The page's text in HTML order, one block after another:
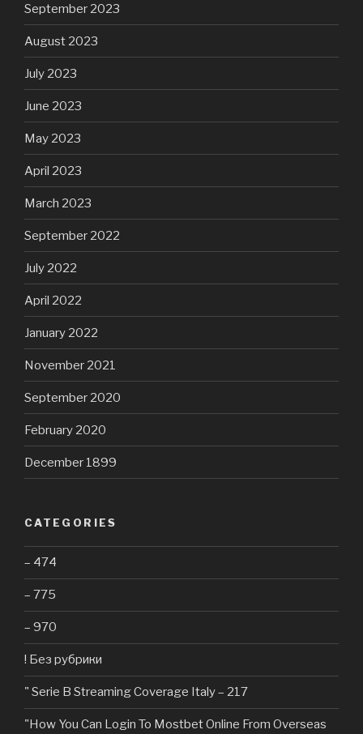
September 2023
August 2023
July 2023
June 2023
May 2023
April 2023
March 2023
September 2022
July 2022
April 2022
January 2022
November 2021
September 2020
February 2020
December 1899
CATEGORIES
– 474
– 775
– 970
! Без рубрики
"️ Serie B Streaming Coverage Italy – 217
"How You Can Login To Mostbet Online From Overseas